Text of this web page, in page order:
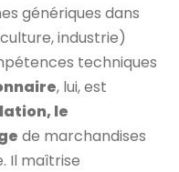
génériques dans
industrie)
techniques
, lui, est
le
de marchandises
Il maîtrise